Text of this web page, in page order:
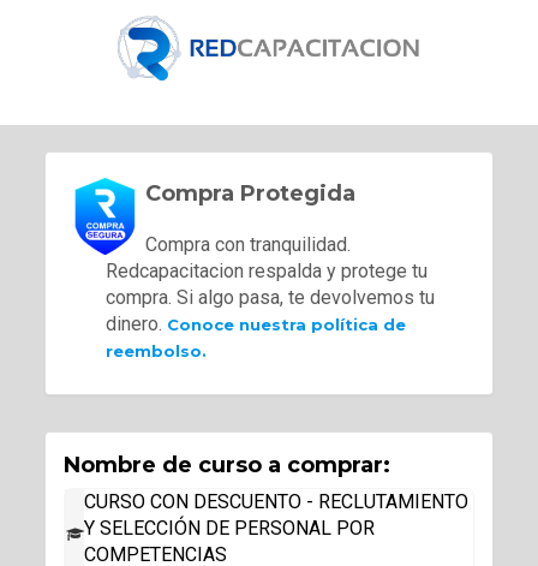
Compra Protegida
Compra con tranquilidad.
Redcapacitacion respalda y protege tu
compra. Si algo pasa, te devolvemos tu
dinero. Conoce nuestra política de
reembolso.
Nombre de curso a comprar:
CURSO CON DESCUENTO - RECLUTAMIENTO
Y SELECCIÓN DE PERSONAL POR
COMPETENCIAS